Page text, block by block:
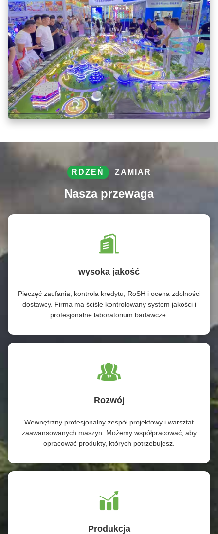
RDZEŃ ZAMIAR
Nasza przewaga
wysoka jakość
Pieczęć zaufania, kontrola kredytu, RoSH i ocena zdolności
dostawcy. Firma ma ściśle kontrolowany system jakości i
profesjonalne laboratorium badawcze.
Rozwój
Wewnętrzny profesjonalny zespół projektowy i warsztat
zaawansowanych maszyn. Możemy współpracować, aby
opracować produkty, których potrzebujesz.
Produkcja